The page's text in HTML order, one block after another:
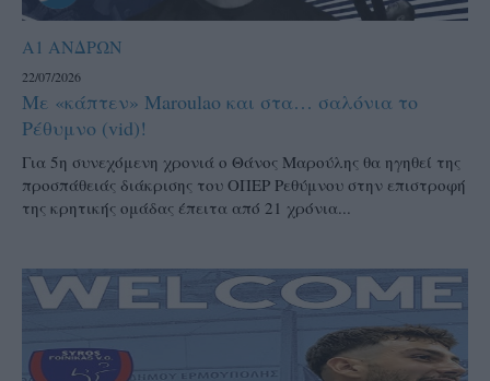
Α1 ΑΝΔΡΩΝ
22/07/2026
Με «κάπτεν» Maroulao και στα… σαλόνια το
Ρέθυμνο (vid)!
Για 5η συνεχόμενη χρονιά ο Θάνος Μαρούλης θα ηγηθεί της
προσπάθειάς διάκρισης του ΟΠΕΡ Ρεθύμνου στην επιστροφή
της κρητικής ομάδας έπειτα από 21 χρόνια...